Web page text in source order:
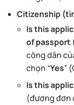
Citizenship
Is this
of passport
công dân
chọn “Yes”
Is this
(đương đơn